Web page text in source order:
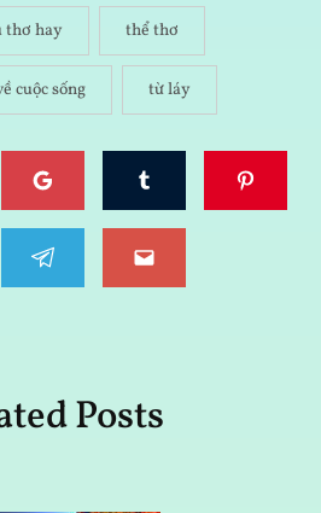
thơ hay thể thơ
cuộc sống từ láy
Posts